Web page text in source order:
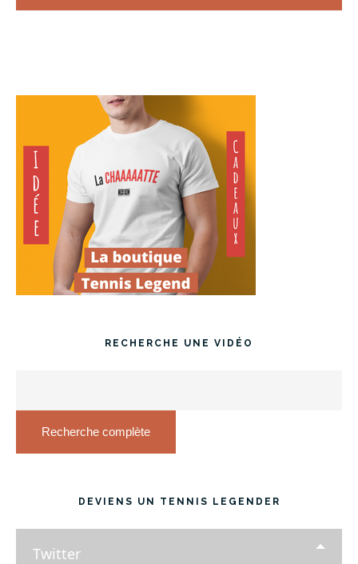
RECHERCHE UNE VIDÉO
Recherche complète
DEVIENS UN TENNIS LEGENDER
Twitter